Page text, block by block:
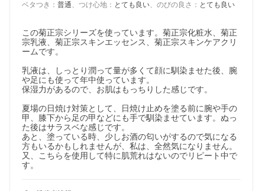
ベタつき ： 普通、 つけ心地 ： とても良い、 のびの良さ ： とても良い
この菊正宗シリーズを使っています。菊正宗化粧水、菊正
宗乳液、菊正宗スキンエッセンス、菊正宗スキンケアクリ
ームです。
乳液は、しっとり潤って量が多くて顔に馴染ませた後、腕
や足にも使って年中使っています。
保湿力があるので、お肌はもっちりした感じです。
夏場の日焼け対策として、日焼け止めを塗る前に腕や手の
甲、膝下から足の甲などにも手で馴染ませています。ぬっ
た後はサラスベな感じです。
あと、塗っている時、少しお酒の匂いがするので気になる
方もいるかもしれませんが、私は、全然気になりません。
又、こちらを使用して特に肌荒れはないのでリピート中で
す。